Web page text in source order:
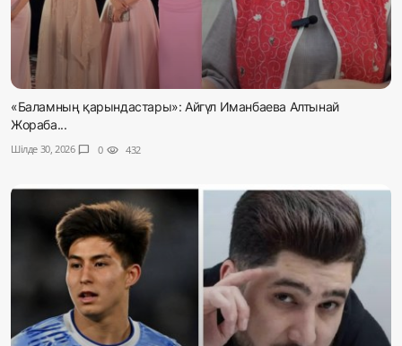
«Баламның қарындастары»: Айгүл Иманбаева Алтынай
Жораба...
Шілде 30, 2026 chat_bubble 0 visibility 432